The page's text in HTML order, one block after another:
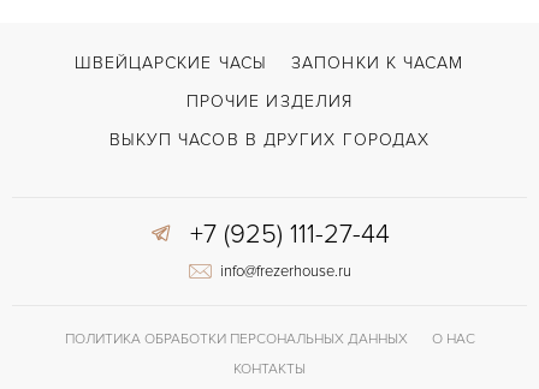
Двойной сложности застежка
Отделка драгоценными камнями
ШВЕЙЦАРСКИЕ ЧАСЫ
ЗАПОНКИ К ЧАСАМ
ПРОЧИЕ ИЗДЕЛИЯ
ВЫКУП ЧАСОВ В ДРУГИХ ГОРОДАХ
+7 (925) 111-27-44
info@frezerhouse.ru
ПОЛИТИКА ОБРАБОТКИ ПЕРСОНАЛЬНЫХ ДАННЫХ
О НАС
КОНТАКТЫ